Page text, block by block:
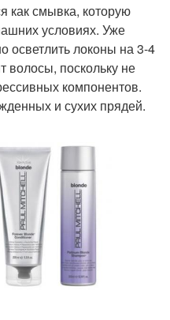
как смывка, которую
условиях. Уже
осветлить локоны на 3-4
волосы, поскольку не
компонентов.
и сухих прядей.